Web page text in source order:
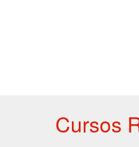
Cursos